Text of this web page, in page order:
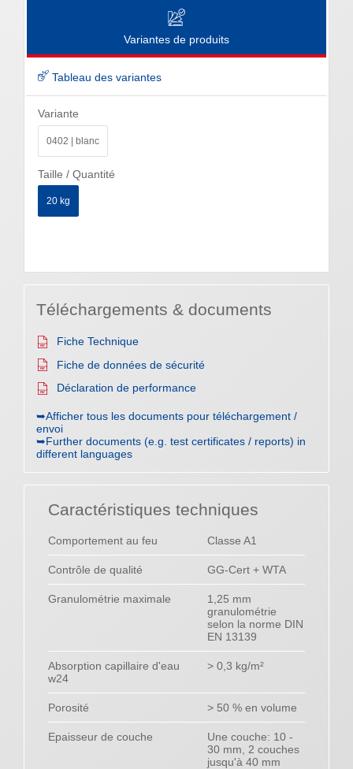
Variantes de produits
Tableau des variantes
Variante
0402 | blanc
Taille / Quantité
20 kg
Téléchargements & documents
Fiche Technique
Fiche de données de sécurité
Déclaration de performance
➥Afficher tous les documents pour téléchargement /
envoi
➥Further documents (e.g. test certificates / reports) in
different languages
Caractéristiques techniques
Comportement au feu Classe A1
Contrôle de qualité GG-Cert + WTA
Granulométrie maximale
1,25 mm
granulométrie
selon la norme DIN
EN 13139
Absorption capillaire d'eau
w24
> 0,3 kg/m²
Porosité > 50 % en volume
Epaisseur de couche
Une couche: 10 -
30 mm, 2 couches
jusqu'à 40 mm